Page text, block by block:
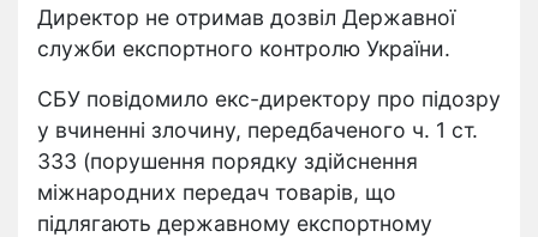
Директор не отримав дозвіл Державної
служби експортного контролю України.
СБУ повідомило екс-директору про підозру
у вчиненні злочину, передбаченого ч. 1 ст.
333 (порушення порядку здійснення
міжнародних передач товарів, що
підлягають державному експортному